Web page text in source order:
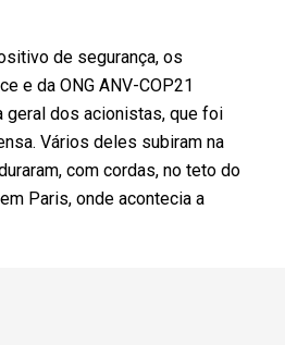
de segurança, os
e da ONG ANV-COP21
geral dos acionistas, que foi
Vários deles subiram na
com cordas, no teto do
Paris, onde acontecia a